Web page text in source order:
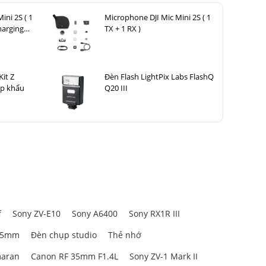
cầu
giúp
2S ( 1
Microphone DJI Mic Mini 2S ( 1
TX + 1 RX )
Z
khẩu
Đèn Flash LightPix Labs FlashQ
Q20 III
Sony ZV-E10 Sony A6400
Sony RX1R III
Đèn chụp studio
Thẻ nhớ
Canon RF 35mm F1.4L Sony ZV-1 Mark II